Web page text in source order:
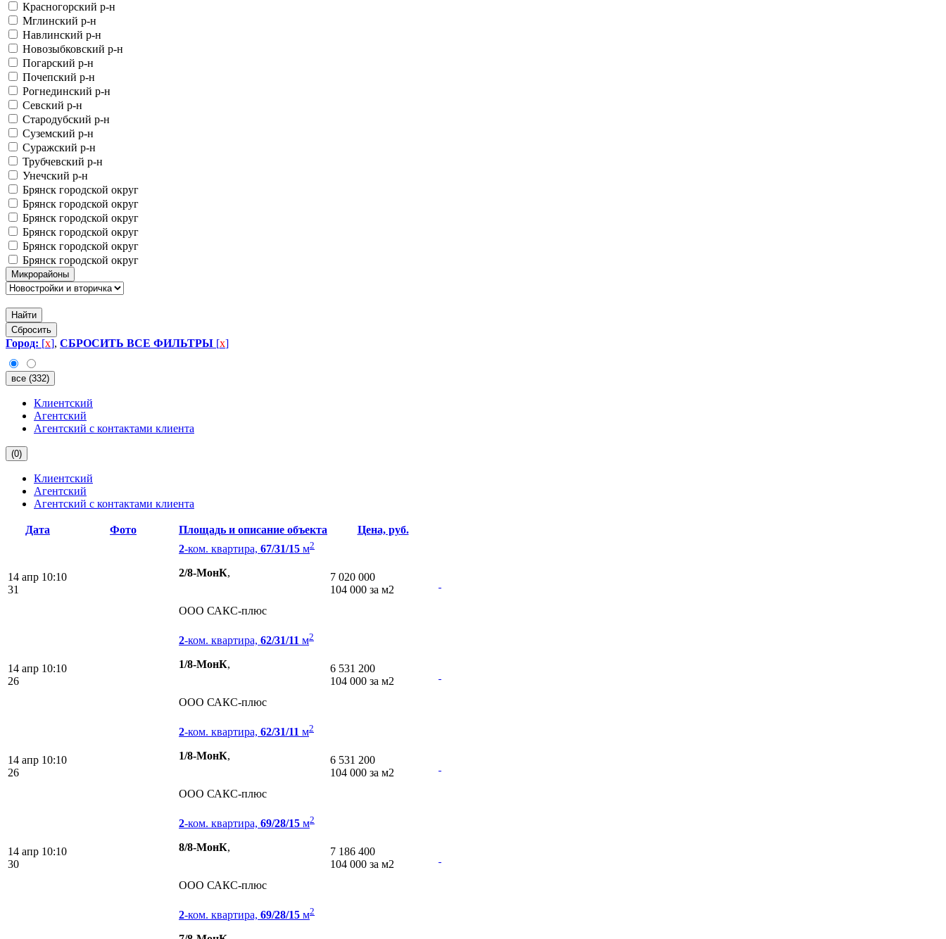
Красногорский р-н
Мглинский р-н
Навлинский р-н
Новозыбковский р-н
Погарский р-н
Почепский р-н
Рогнединский р-н
Севский р-н
Стародубский р-н
Суземский р-н
Суражский р-н
Трубчевский р-н
Унечский р-н
Брянск городской округ
Брянск городской округ
Брянск городской округ
Брянск городской округ
Брянск городской округ
Брянск городской округ
Микрорайоны
Найти
Сбросить
Город: [x], СБРОСИТЬ ВСЕ ФИЛЬТРЫ [x]
все (332)
Клиентский
Агентский
Агентский с контактами клиента
(0)
Клиентский
Агентский
Агентский с контактами клиента
Дата Фото Площадь и описание объекта Цена, руб.
14 апр 10:10
31
2-ком. квартира, 67/31/15 м2
2/8-МонК,
ООО САКС-плюс
7 020 000
104 000 за м2
14 апр 10:10
26
2-ком. квартира, 62/31/11 м2
1/8-МонК,
ООО САКС-плюс
6 531 200
104 000 за м2
14 апр 10:10
26
2-ком. квартира, 62/31/11 м2
1/8-МонК,
ООО САКС-плюс
6 531 200
104 000 за м2
14 апр 10:10
30
2-ком. квартира, 69/28/15 м2
8/8-МонК,
ООО САКС-плюс
7 186 400
104 000 за м2
2-ком. квартира, 69/28/15 м2